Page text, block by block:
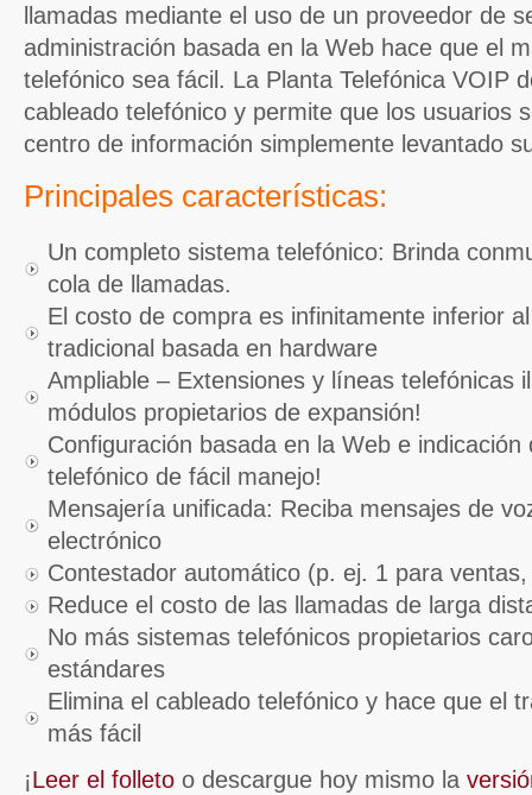
llamadas mediante el uso de un proveedor de
administración basada en la Web hace que el
telefónico sea fácil. La Planta Telefónica VOIP
cableado telefónico y permite que los usuarios
centro de información simplemente levantado
Principales características:
Un completo sistema telefónico: Brinda
cola de llamadas.
El costo de compra es infinitamente inferior
tradicional basada en hardware
Ampliable – Extensiones y líneas telefónicas
módulos propietarios de expansión!
Configuración basada en la Web e indicación
telefónico de fácil manejo!
Mensajería unificada: Reciba mensajes de
electrónico
Contestador automático (p. ej. 1 para
Reduce el costo de las llamadas de larga
No más sistemas telefónicos propietarios
estándares
Elimina el cableado telefónico y hace que el
más fácil
¡Leer el folleto o descargue hoy mismo la